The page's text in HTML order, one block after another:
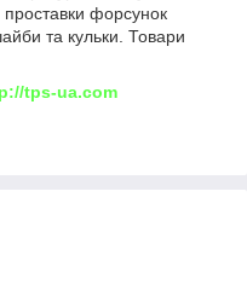
форсунок
та кульки. Товари
tps-ua.com